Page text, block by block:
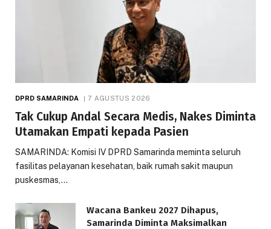
DPRD SAMARINDA 7 AGUSTUS 2026
Tak Cukup Andal Secara Medis, Nakes Diminta
Utamakan Empati kepada Pasien
SAMARINDA: Komisi IV DPRD Samarinda meminta seluruh
fasilitas pelayanan kesehatan, baik rumah sakit maupun
puskesmas,…
Wacana Bankeu 2027 Dihapus,
Samarinda Diminta Maksimalkan